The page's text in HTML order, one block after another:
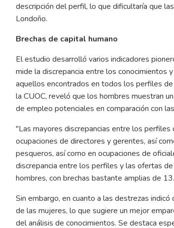
descripción del perfil, lo que dificultaría que
Londoño.
Brechas de capital humano
El estudio desarrolló varios indicadores
mide la discrepancia entre los conocimientos
aquellos encontrados en todos los perfiles
la CUOC, reveló que los hombres muestran
de empleo potenciales en comparación con
"Las mayores discrepancias entre los
ocupaciones de directores y gerentes, así
pesqueros, así como en ocupaciones de
discrepancia entre los perfiles y las ofertas
hombres, con brechas bastante amplias de
Sin embargo, en cuanto a las destrezas
de las mujeres, lo que sugiere un mejor
del análisis de conocimientos. Se destaca